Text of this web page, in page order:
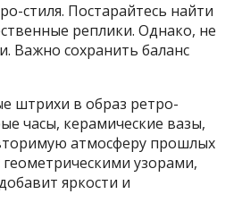
стиля. Постарайтесь найти
реплики. Однако, не
Важно сохранить баланс
штрихи в образ ретро-
часы, керамические вазы,
атмосферу прошлых
узорами,
яркости и